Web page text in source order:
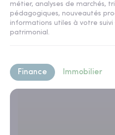
métier, analyses de marchés,
pédagogiques, nouveautés
informations utiles à votre
patrimonial.
Finance Immobilier